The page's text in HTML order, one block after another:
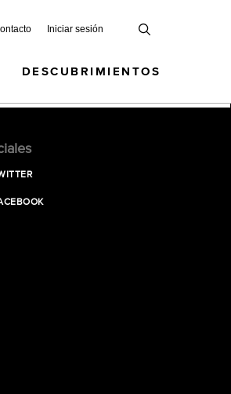
Iniciar sesión
DESCUBRIMIENTOS